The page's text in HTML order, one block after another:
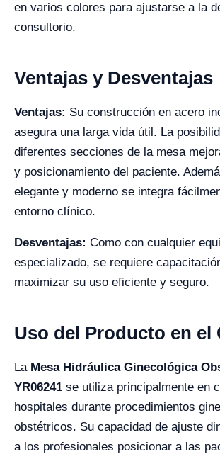
en varios colores para ajustarse a la
consultorio.
Ventajas y Desventajas
Ventajas: Su construcción en acero
asegura una larga vida útil. La
diferentes secciones de la mesa
y posicionamiento del paciente.
elegante y moderno se integra
entorno clínico.
Desventajas: Como con cualquier
especializado, se requiere
maximizar su uso eficiente y seguro.
Uso del Producto en el
La Mesa Hidráulica Ginecológica
YR06241 se utiliza principalmente en
hospitales durante procedimientos
obstétricos. Su capacidad de ajuste
a los profesionales posicionar a las